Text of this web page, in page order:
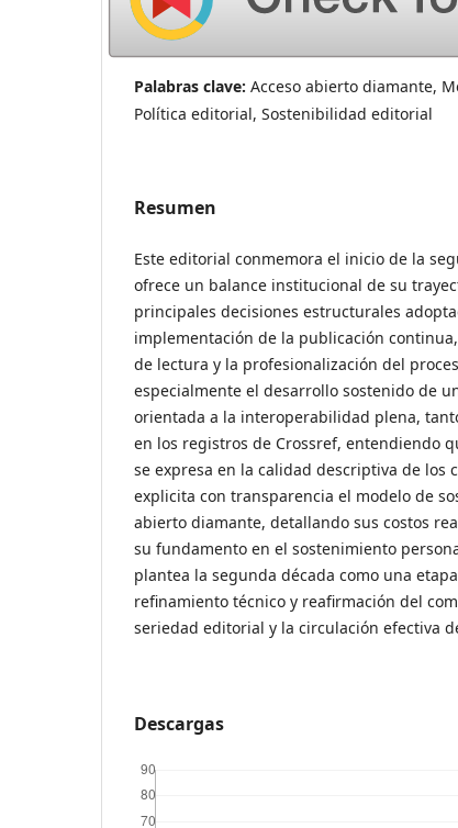
Palabras clave: Acceso abierto diamante,
Política editorial, Sostenibilidad editorial
Resumen
Este editorial conmemora el inicio de la
ofrece un balance institucional de su
principales decisiones estructurales
implementación de la publicación
de lectura y la profesionalización del
especialmente el desarrollo sostenido de
orientada a la interoperabilidad plena,
en los registros de Crossref, entendiendo
se expresa en la calidad descriptiva de los
explicita con transparencia el modelo de
abierto diamante, detallando sus costos
su fundamento en el sostenimiento
plantea la segunda década como una
refinamiento técnico y reafirmación del
seriedad editorial y la circulación efectiva
Descargas